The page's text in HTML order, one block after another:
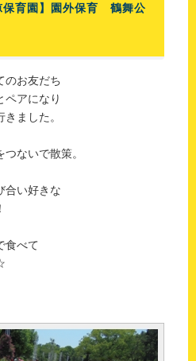
保育園】園外保育 鶴舞公
のお友だち
ペアになり
ました。
ないで散策。
合い好きな
食べて